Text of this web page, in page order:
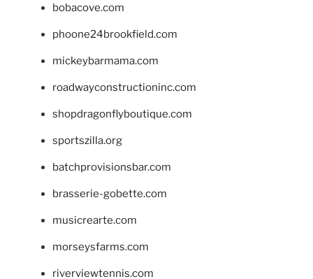
bobacove.com
phoone24brookfield.com
mickeybarmama.com
roadwayconstructioninc.com
shopdragonflyboutique.com
sportszilla.org
batchprovisionsbar.com
brasserie-gobette.com
musicrearte.com
morseysfarms.com
riverviewtennis.com